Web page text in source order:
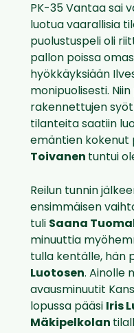
PK-35 Vantaa sai
luotua vaarallisia
puolustuspeli oli
pallon poissa
hyökkäyksiään
monipuolisesti.
rakennettujen
tilanteita saatiin
emäntien kokenut
Toivanen tuntui
Reilun tunnin
ensimmäisen
tuli Saana
minuuttia
tulla kentälle, hän
Luotosen. Ainolle
avausminuutit
lopussa pääsi
Iris
Mäkipelkolan